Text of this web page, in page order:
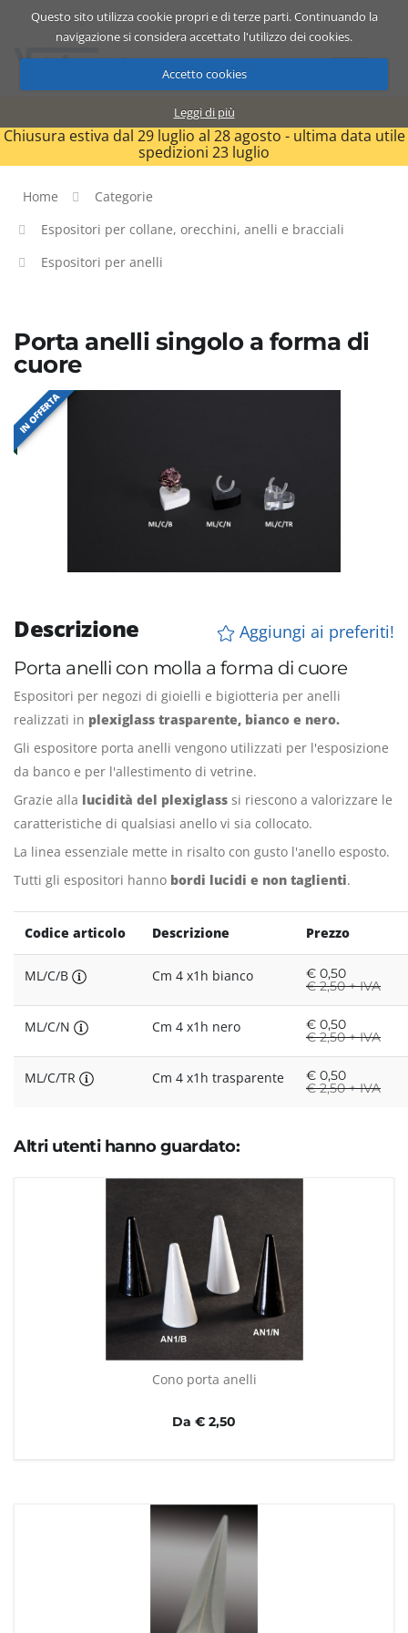
Questo sito utilizza cookie propri e di terze parti. Continuando la
navigazione si considera accettato l'utilizzo dei cookies.
Accetto cookies
Leggi di più
Catalogo Carrello ITA
Chiusura estiva dal 29 luglio al 28 agosto - ultima data utile
spedizioni 23 luglio
Home
Categorie
Espositori per collane, orecchini, anelli e bracciali
Espositori per anelli
Porta anelli singolo a forma di
cuore
IN OFFERTA
Descrizione
Aggiungi ai preferiti!
Porta anelli con molla a forma di cuore
Espositori per negozi di gioielli e bigiotteria per anelli
realizzati in plexiglass trasparente, bianco e nero.
Gli espositore porta anelli vengono utilizzati per l'esposizione
da banco e per l'allestimento di vetrine.
Grazie alla lucidità del plexiglass si riescono a valorizzare le
caratteristiche di qualsiasi anello vi sia collocato.
La linea essenziale mette in risalto con gusto l'anello esposto.
Tutti gli espositori hanno bordi lucidi e non taglienti.
Codice articolo Descrizione Prezzo
ML/C/B Cm 4 x1h bianco € 0,50
€2,50 + IVA
ML/C/N Cm 4 x1h nero € 0,50
€2,50 + IVA
ML/C/TR Cm 4 x1h trasparente € 0,50
€2,50 + IVA
Altri utenti hanno guardato:
Cono porta anelli
Da € 2,50